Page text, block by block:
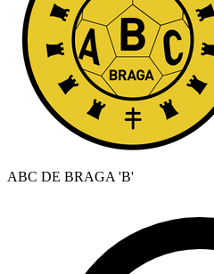
ABC DE BRAGA 'B'